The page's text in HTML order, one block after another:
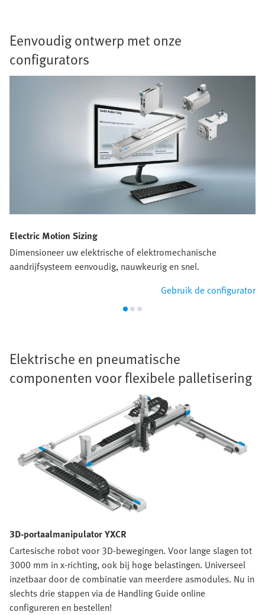
Eenvoudig ontwerp met onze
configurators
Electric Motion Sizing
Dimensioneer uw elektrische of elektromechanische
aandrijfsysteem eenvoudig, nauwkeurig en snel.
Gebruik de configurator
Elektrische en pneumatische
componenten voor flexibele palletisering
3D-portaalmanipulator YXCR
Cartesische robot voor 3D-bewegingen. Voor lange slagen tot
3000 mm in x-richting, ook bij hoge belastingen. Universeel
inzetbaar door de combinatie van meerdere asmodules. Nu in
slechts drie stappen via de Handling Guide online
configureren en bestellen!